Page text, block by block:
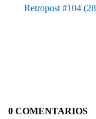
Retropost #104
0 COMENTARIOS